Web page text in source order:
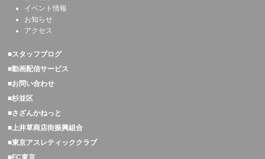
イベント情報
お知らせ
アクセス
■スタッフブログ
■動画配信サービス
■お問い合わせ
■杉並区
■さざんかねっと
■上井草商店街振興組合
■東京アスレティッククラブ
■FC東京